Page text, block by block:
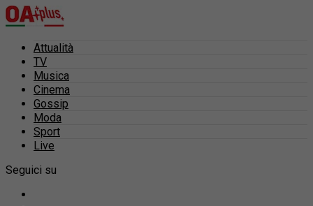
Attualità
TV
Musica
Cinema
Gossip
Moda
Sport
Live
Seguici su